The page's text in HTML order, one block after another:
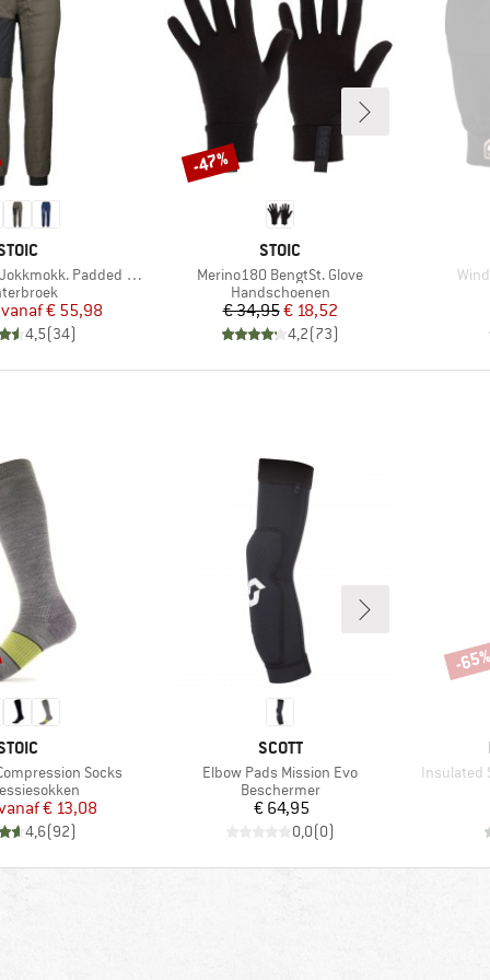
Padded Pants
Prijs
Verlaagde prijs
vanaf€ 55,98
4,5(34)
MERK
STOIC
Artikel
Merino180 BengtSt. Glove
Productgroep
Handschoenen
Prijs
€ 34,95Verlaagde prijs
€ 18,52
4,2(73)
Korting
-47%
Socks
Prijs
Verlaagde prijs
€ 13,08
4,6(92)
MERK
SCOTT
Artikel
Elbow Pads Mission Evo
Productgroep
Beschermer
Prijs
€ 64,95
0,0(0)
Artikel
Insulated
-